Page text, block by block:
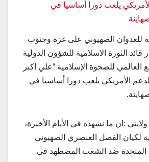
للعدوان الصهيوني على غزة وجنوب
قائد الثورة الاسلامية للشؤون الدولية
العالمي للصحوة الإسلامية “علي اكبر
الأمريكي يلعب دورا أساسيا في
:ان ما نشهده في الأيام الأخيرة،
الفصل العنصري الصهيوني
المتحدة ضد الشعب المضطهد في